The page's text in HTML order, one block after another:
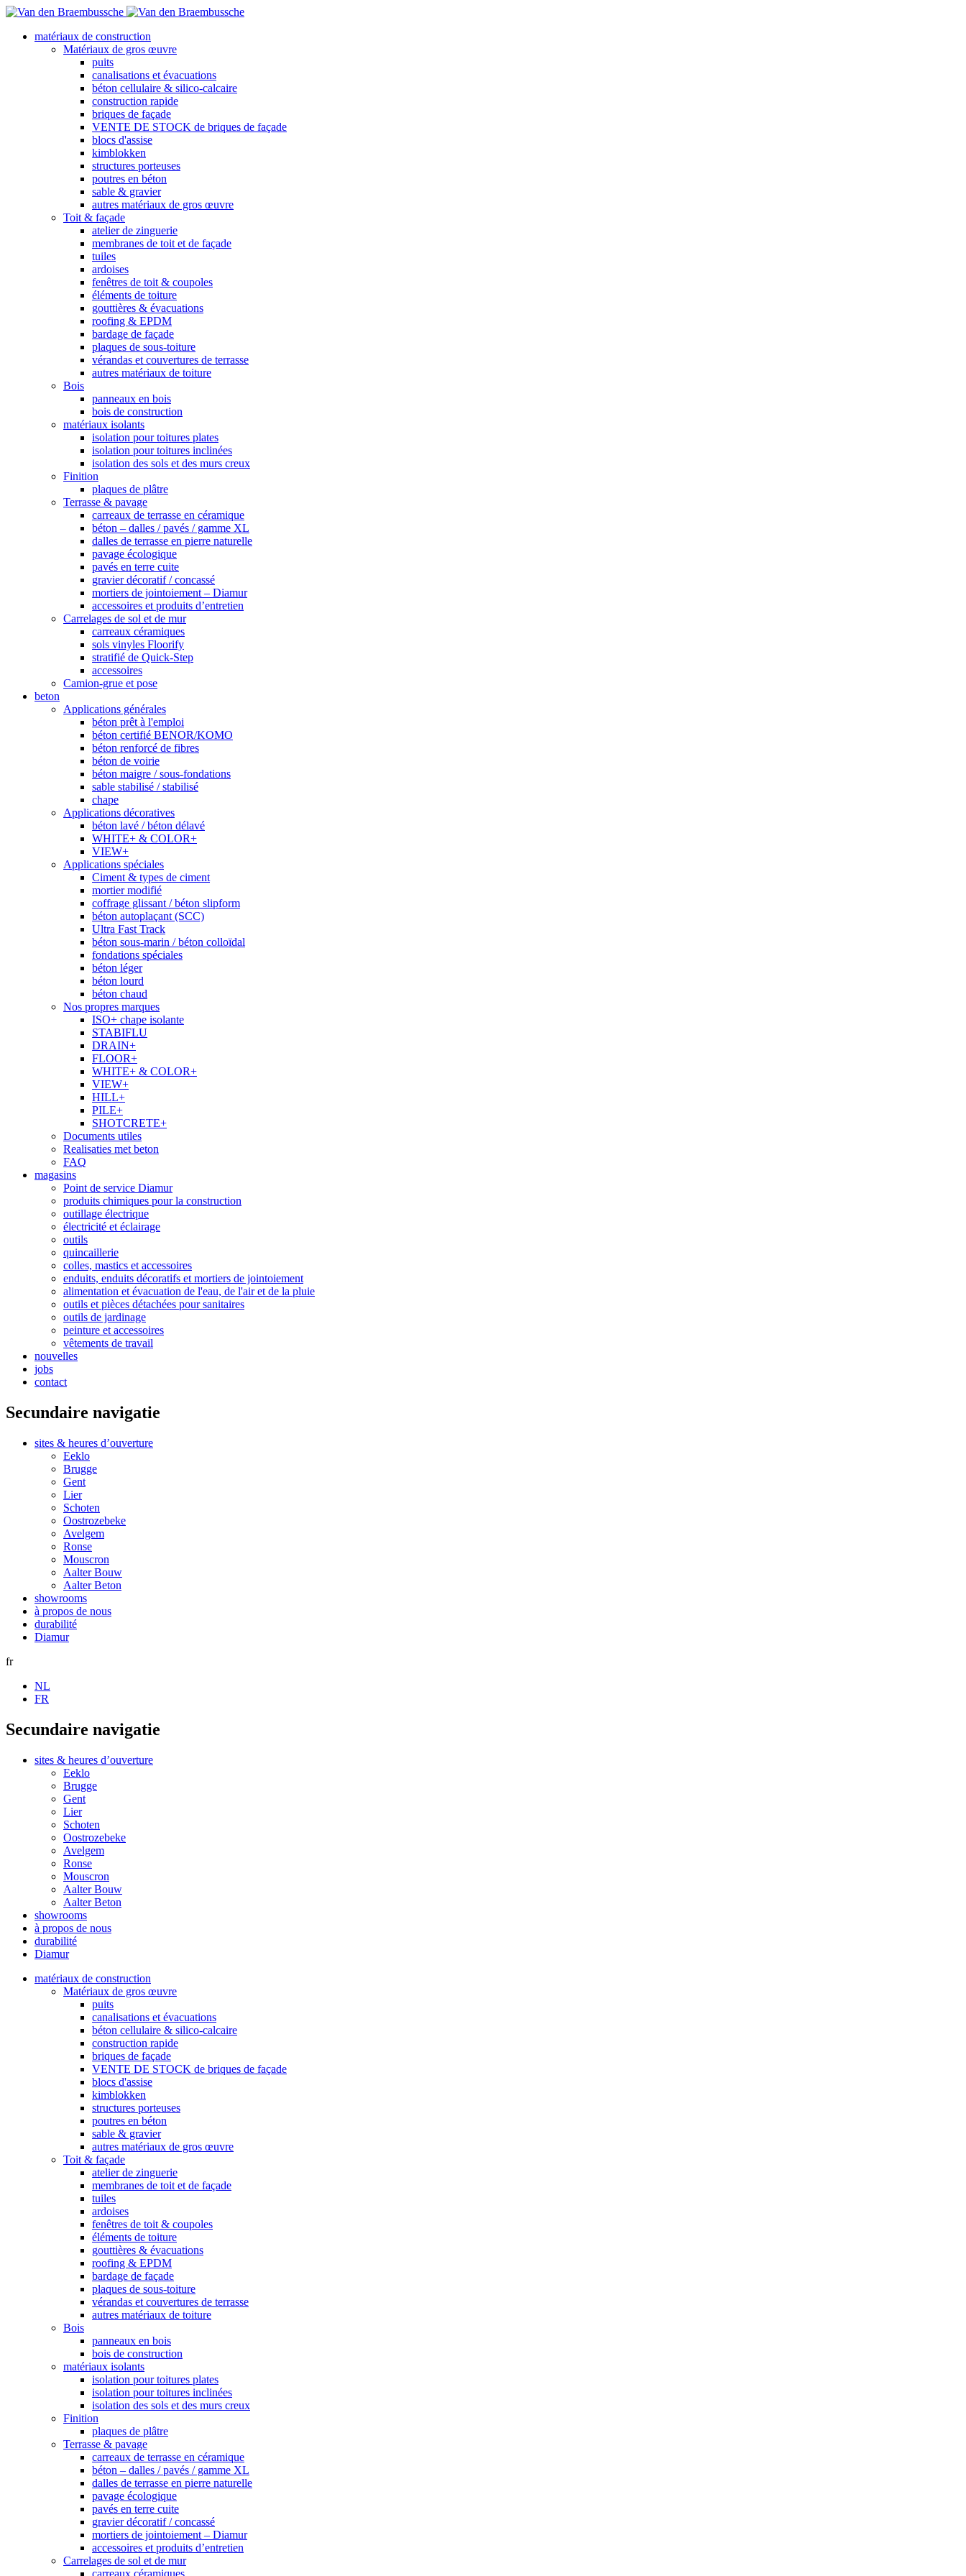
matériaux de construction
Matériaux de gros œuvre
puits
canalisations et évacuations
béton cellulaire & silico-calcaire
construction rapide
briques de façade
VENTE DE STOCK de briques de façade
blocs d'assise
kimblokken
structures porteuses
poutres en béton
sable & gravier
autres matériaux de gros œuvre
Toit & façade
atelier de zinguerie
membranes de toit et de façade
tuiles
ardoises
fenêtres de toit & coupoles
éléments de toiture
gouttières & évacuations
roofing & EPDM
bardage de façade
plaques de sous-toiture
vérandas et couvertures de terrasse
autres matériaux de toiture
Bois
panneaux en bois
bois de construction
matériaux isolants
isolation pour toitures plates
isolation pour toitures inclinées
isolation des sols et des murs creux
Finition
plaques de plâtre
Terrasse & pavage
carreaux de terrasse en céramique
béton – dalles / pavés / gamme XL
dalles de terrasse en pierre naturelle
pavage écologique
pavés en terre cuite
gravier décoratif / concassé
mortiers de jointoiement – Diamur
accessoires et produits d’entretien
Carrelages de sol et de mur
carreaux céramiques
sols vinyles Floorify
stratifié de Quick-Step
accessoires
Camion-grue et pose
beton
Applications générales
béton prêt à l'emploi
béton certifié BENOR/KOMO
béton renforcé de fibres
béton de voirie
béton maigre / sous-fondations
sable stabilisé / stabilisé
chape
Applications décoratives
béton lavé / béton délavé
WHITE+ & COLOR+
VIEW+
Applications spéciales
Ciment & types de ciment
mortier modifié
coffrage glissant / béton slipform
béton autoplaçant (SCC)
Ultra Fast Track
béton sous-marin / béton colloïdal
fondations spéciales
béton léger
béton lourd
béton chaud
Nos propres marques
ISO+ chape isolante
STABIFLU
DRAIN+
FLOOR+
WHITE+ & COLOR+
VIEW+
HILL+
PILE+
SHOTCRETE+
Documents utiles
Realisaties met beton
FAQ
magasins
Point de service Diamur
produits chimiques pour la construction
outillage électrique
électricité et éclairage
outils
quincaillerie
colles, mastics et accessoires
enduits, enduits décoratifs et mortiers de jointoiement
alimentation et évacuation de l'eau, de l'air et de la pluie
outils et pièces détachées pour sanitaires
outils de jardinage
peinture et accessoires
vêtements de travail
nouvelles
jobs
contact
Secundaire navigatie
sites & heures d’ouverture
Eeklo
Brugge
Gent
Lier
Schoten
Oostrozebeke
Avelgem
Ronse
Mouscron
Aalter Bouw
Aalter Beton
showrooms
à propos de nous
durabilité
Diamur
fr
NL
FR
Secundaire navigatie
sites & heures d’ouverture
Eeklo
Brugge
Gent
Lier
Schoten
Oostrozebeke
Avelgem
Ronse
Mouscron
Aalter Bouw
Aalter Beton
showrooms
à propos de nous
durabilité
Diamur
matériaux de construction
Matériaux de gros œuvre
puits
canalisations et évacuations
béton cellulaire & silico-calcaire
construction rapide
briques de façade
VENTE DE STOCK de briques de façade
blocs d'assise
kimblokken
structures porteuses
poutres en béton
sable & gravier
autres matériaux de gros œuvre
Toit & façade
atelier de zinguerie
membranes de toit et de façade
tuiles
ardoises
fenêtres de toit & coupoles
éléments de toiture
gouttières & évacuations
roofing & EPDM
bardage de façade
plaques de sous-toiture
vérandas et couvertures de terrasse
autres matériaux de toiture
Bois
panneaux en bois
bois de construction
matériaux isolants
isolation pour toitures plates
isolation pour toitures inclinées
isolation des sols et des murs creux
Finition
plaques de plâtre
Terrasse & pavage
carreaux de terrasse en céramique
béton – dalles / pavés / gamme XL
dalles de terrasse en pierre naturelle
pavage écologique
pavés en terre cuite
gravier décoratif / concassé
mortiers de jointoiement – Diamur
accessoires et produits d’entretien
Carrelages de sol et de mur
carreaux céramiques